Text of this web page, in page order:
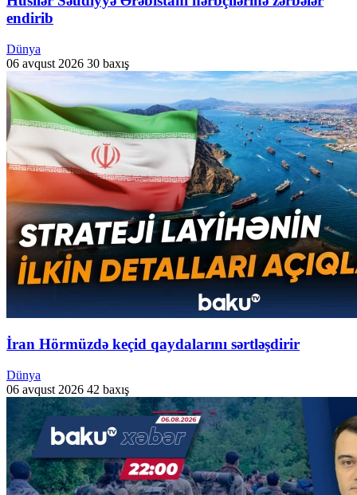
endirib
Dünya
06 avqust 2026 30 baxış
İran Hörmüzdə keçid qaydalarını sərtləşdirir
Dünya
06 avqust 2026 42 baxış